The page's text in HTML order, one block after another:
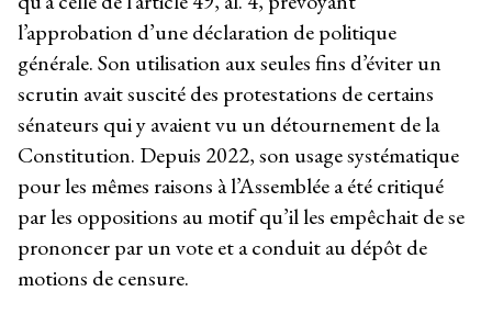
l’approbation d’une déclaration de politique
générale. Son utilisation aux seules fins d’éviter un
scrutin avait suscité des protestations de certains
sénateurs qui y avaient vu un détournement de la
Constitution. Depuis 2022, son usage systématique
pour les mêmes raisons à l’Assemblée a été critiqué
par les oppositions au motif qu’il les empêchait de se
prononcer par un vote et a conduit au dépôt de
motions de censure.